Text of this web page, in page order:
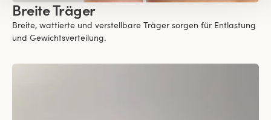
Breite Träger
Breite, wattierte und verstellbare Träger sorgen für Entlastung
und Gewichtsverteilung.